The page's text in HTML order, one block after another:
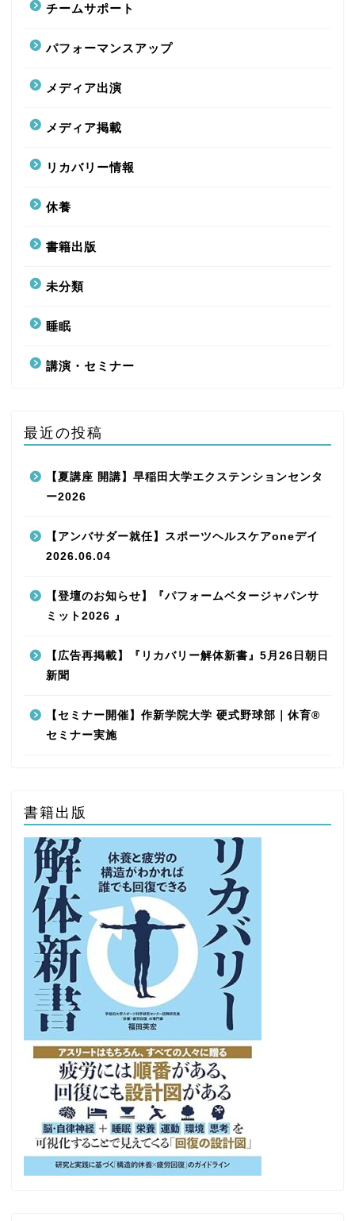
チームサポート
パフォーマンスアップ
メディア出演
メディア掲載
リカバリー情報
休養
書籍出版
未分類
睡眠
講演・セミナー
最近の投稿
【夏講座 開講】早稲田大学エクステンションセンタ
ー2026
【アンバサダー就任】スポーツヘルスケアoneデイ
2026.06.04
【登壇のお知らせ】『パフォームベタージャパンサ
ミット2026 』
【広告再掲載】『リカバリー解体新書』5月26日朝日
新聞
【セミナー開催】作新学院大学 硬式野球部｜休育®
セミナー実施
書籍出版